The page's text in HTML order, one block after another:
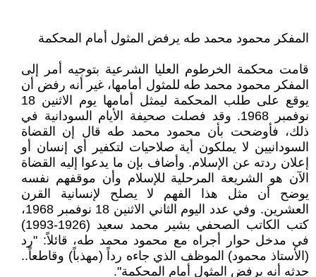
المفكر محمود محمد طه يرفض المثول أمام المحكمة
قامت محكمة الخرطوم العليا الشرعية بتوجيه أمر إلى
المفكر محمود محمد طه للمثول أمامها، غير أنه رفض أن
يوقع على طلب المحكمة ليمثل أمامها يوم الاثنين 18
نوفمبر 1968. وقد فصلت صحيفة الأيام السودانية في
ذلك، فأوضحت بأن محمود محمد طه قال إن القضاة
السودانيين لا يملكون أية صلاحيات لتكفير أي إنسان أو
إعلان ردته عن الإسلام. وأضاف بإن ما يدعوا إليه القضاة
الآن هو الشريعة المرحلية للإسلام وأن موقفهم نفسه
يوضح أن مثل هذا الفهم لا يصلح لإنسانية القرن
العشرين. وفي عدد اليوم الثاني الاثنين 18 نوفمبر 1968،
كتب الكاتب الصحفي بشير محمد سعيد (1926-1993)
في مدخل حوار أجراه مع محمود محمد طه، قائلاً: "رد
(الأستاذ محمود) الموظف الذي جاءه رداً (مهذباً) وقاطعاً..
حدثه أنه يرفض المثول أمام المحكمة".